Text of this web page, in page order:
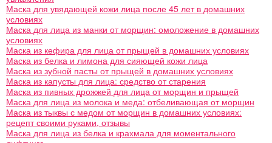
Маска для увядающей кожи лица после 45 лет в домашних
условиях
Маска для лица из манки от морщин: омоложение в домашних
условиях
Маска из кефира для лица от прыщей в домашних условиях
Маска из белка и лимона для сияющей кожи лица
Маска из зубной пасты от прыщей в домашних условиях
Маска из капусты для лица: средство от старения
Маска из пивных дрожжей для лица от морщин и прыщей
Маска для лица из молока и меда: отбеливающая от морщин
Маска из тыквы с медом от морщин в домашних условиях:
рецепт своими руками, отзывы
Маска для лица из белка и крахмала для моментального